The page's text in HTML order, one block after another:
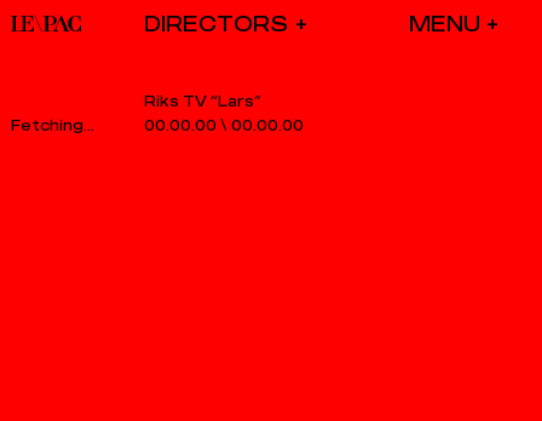
DIRECTORS
00.00.00 \ 00.00.00
Riks TV “Lars”